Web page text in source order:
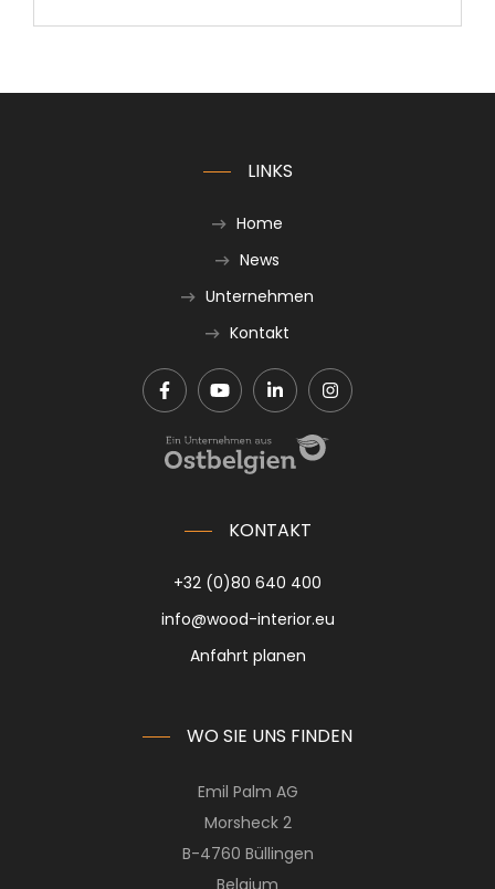
LINKS
Home
News
Unternehmen
Kontakt
KONTAKT
+32 (0)80 640 400
info@wood-interior.eu
Anfahrt planen
WO SIE UNS FINDEN
Emil Palm AG
Morsheck 2
B-4760 Büllingen